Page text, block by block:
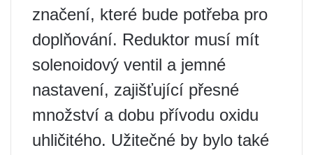
značení, které bude potřeba pro
doplňování. Reduktor musí mít
solenoidový ventil a jemné
nastavení, zajišťující přesné
množství a dobu přívodu oxidu
uhličitého. Užitečné by bylo také